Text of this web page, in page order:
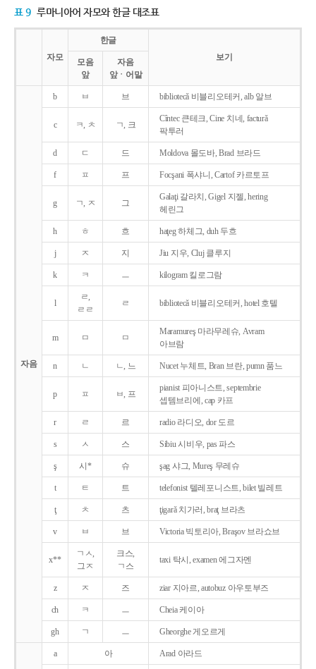
표 9 루마니아어 자모와 한글 대조표
자모
한글
보기
모음
앞
자음
앞ㆍ어말
자음
b ㅂ 브 bibliotecǎ 비블리오테커, alb 알브
c ㅋ, ㅊ ㄱ, 크
Cîntec 큰테크, Cine 치네, facturǎ
팍투러
d ㄷ 드 Moldova 몰도바, Brad 브라드
f ㅍ 프 Focşani 폭샤니, Cartof 카르토프
g ㄱ, ㅈ 그
Galaţi 갈라치, Gigel 지젤, hering
헤린그
h ㅎ 흐 haţeg 하체그, duh 두흐
j ㅈ 지 Jiu 지우, Cluj 클루지
k ㅋ ㅡ kilogram 킬로그람
l
ㄹ,
ㄹㄹ
ㄹ bibliotecǎ 비블리오테커, hotel 호텔
m ㅁ ㅁ
Maramureş 마라무레슈, Avram
아브람
n ㄴ ㄴ, 느 Nucet 누체트, Bran 브란, pumn 품느
p ㅍ ㅂ, 프
pianist 피아니스트, septembrie
셉템브리에, cap 카프
r ㄹ 르 radio 라디오, dor 도르
s ㅅ 스 Sibiu 시비우, pas 파스
ş 시* 슈 şag 샤그, Mureş 무레슈
t ㅌ 트 telefonist 텔레포니스트, bilet 빌레트
ţ ㅊ 츠 ţigarǎ 치가러, braţ 브라츠
v ㅂ 브 Victoria 빅토리아, Braşov 브라쇼브
x**
ㄱㅅ,
그ㅈ
크스,
ㄱ스
taxi 탁시, examen 에그자멘
z ㅈ 즈 ziar 지아르, autobuz 아우토부즈
ch ㅋ ㅡ Cheia 케이아
gh ㄱ ㅡ Gheorghe 게오르게
a 아 Arad 아라드